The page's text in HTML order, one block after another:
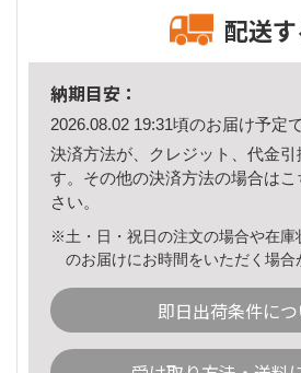
配送
納期目安：
2026.08.02 19:31頃のお届け予定で
決済方法が、クレジット、代金引
す。その他の決済方法の場合はこ
さい。
※土・日・祝日の注文の場合や在庫
のお届けにお時間をいただく場合
即日出荷条件に